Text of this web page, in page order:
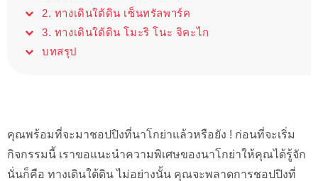
2. ทางเดินใต้ดิน เซ็นทรัลพาร์ค
3. ทางเดินใต้ดิน โมะริ โนะ จิคะไก
บทสรุป
คุณพร้อมที่จะมาชอปปิงที่นาโกย่าแล้วหรือยัง ! ก่อนที่จะเริ่ม
กิจกรรมนี้ เราขอแนะนำความพิเศษของนาโกย่าให้คุณได้รู้จัก
นั่นก็คือ ทางเดินใต้ดิน ไม่อย่างนั้น คุณจะพลาดการชอปปิงที่